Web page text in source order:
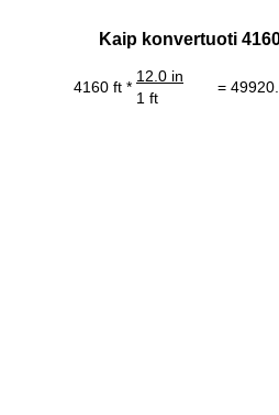
Kaip konvertuoti
4160 ft *
12.0 in
=
1 ft